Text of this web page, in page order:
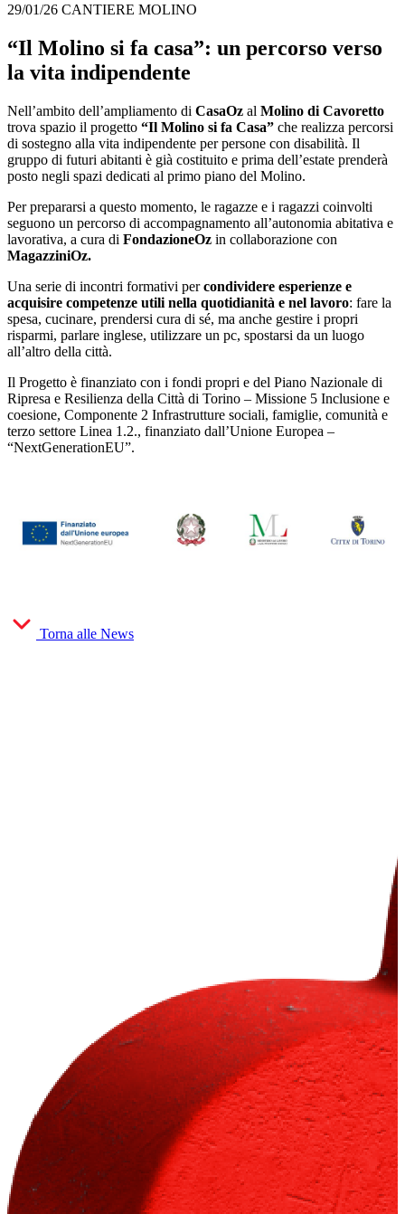
29/01/26 CANTIERE MOLINO
“Il Molino si fa casa”: un percorso verso
la vita indipendente
Nell’ambito dell’ampliamento di CasaOz al Molino di Cavoretto
trova spazio il progetto “Il Molino si fa Casa” che realizza percorsi
di sostegno alla vita indipendente per persone con disabilità. Il
gruppo di futuri abitanti è già costituito e prima dell’estate prenderà
posto negli spazi dedicati al primo piano del Molino.
Per prepararsi a questo momento, le ragazze e i ragazzi coinvolti
seguono un percorso di accompagnamento all’autonomia abitativa e
lavorativa, a cura di FondazioneOz in collaborazione con
MagazziniOz.
Una serie di incontri formativi percondividere esperienze e
acquisire competenze utili nella quotidianità e nel lavoro: fare la
spesa, cucinare, prendersi cura di sé, ma anche gestire i propri
risparmi, parlare inglese, utilizzare un pc, spostarsi da un luogo
all’altro della città.
Il Progetto è finanziato con i fondi propri e del Piano Nazionale di
Ripresa e Resilienza della Città di Torino – Missione 5 Inclusione e
coesione, Componente 2 Infrastrutture sociali, famiglie, comunità e
terzo settore Linea 1.2., finanziato dall’Unione Europea –
“NextGenerationEU”.
Torna alle News